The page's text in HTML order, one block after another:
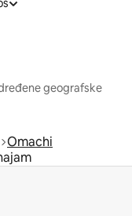
geografske
Omachi